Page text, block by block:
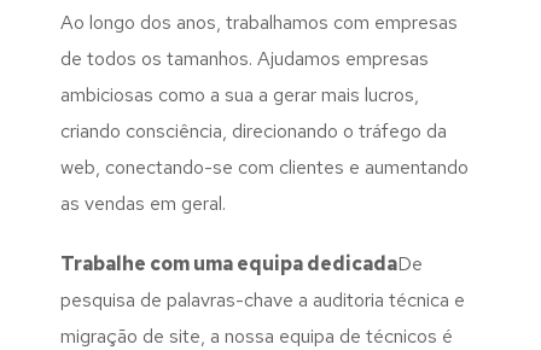
Ao longo dos anos, trabalhamos com empresas
de todos os tamanhos. Ajudamos empresas
ambiciosas como a sua a gerar mais lucros,
criando consciência, direcionando o tráfego da
web, conectando-se com clientes e aumentando
as vendas em geral.
Trabalhe com umaequipa dedicadaDe
pesquisa de palavras-chave a auditoria técnica e
migração de site, a nossa equipa de técnicos é